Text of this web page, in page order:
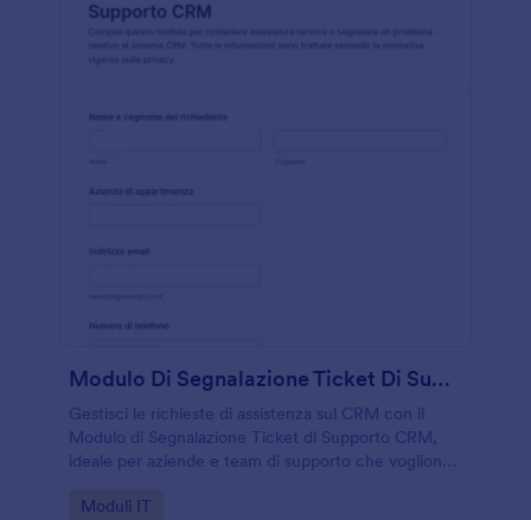
Modulo Di Segnalazione Ticket Di Supporto CRM
Gestisci le richieste di assistenza sul CRM con il
Modulo di Segnalazione Ticket di Supporto CRM,
ideale per aziende e team di supporto che vogliono
risposta in Jotform.
Go to Category:
Moduli IT